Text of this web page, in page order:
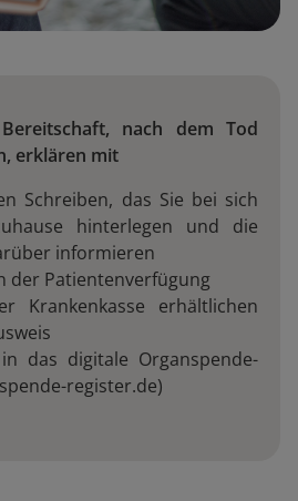
nach dem Tod
erklären mit
Schreiben, das Sie bei sich
hinterlegen und die
informieren
der Patientenverfügung
Krankenkasse erhältlichen
das digitale Organspende-
register.de)